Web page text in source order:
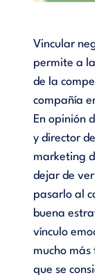
Vincular
permite a
de la
compañía
En opinión
y director
marketing
dejar de
pasarlo al
buena
vínculo
mucho más
que se